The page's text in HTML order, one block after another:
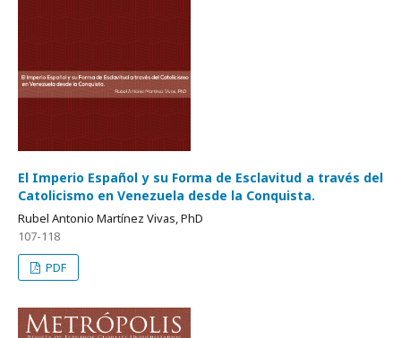
El Imperio Español y su Forma de Esclavitud a través del
Catolicismo en Venezuela desde la Conquista.
Rubel Antonio Martínez Vivas, PhD
107-118
PDF